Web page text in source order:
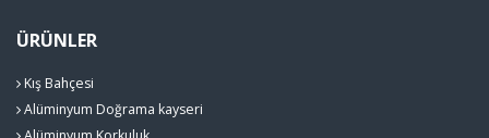
ÜRÜNLER
Kış Bahçesi
Alüminyum Doğrama kayseri